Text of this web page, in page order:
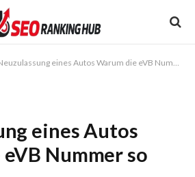
eines Autos Warum die eVB Nummer so wichtig ist
eines Autos
Nummer so